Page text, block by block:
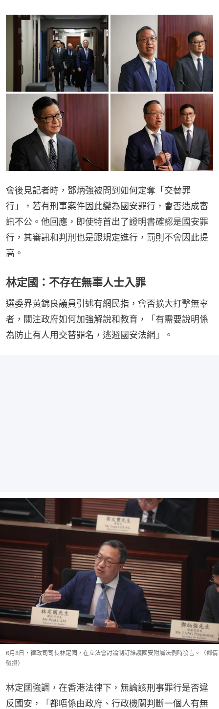
會後見記者時，鄧炳強被問到如何定奪「交替罪
行」，若有刑事案件因此變為國安罪行，會否造成審
訊不公。他回應，即使特首出了證明書確認是國安罪
行，其審訊和判刑也是跟規定進行，罰則不會因此提
高。
林定國：不存在無辜人士入罪
選委界黃錦良議員引述有網民指，會否擴大打擊無辜
者，關注政府如何加強解說和教育，「有需要說明係
為防止有人用交替罪名，逃避國安法網」。
6月8日，律政司司長林定國，在立法會討論制訂維護國安附屬法例時發言。（鄧倩
螢攝）
林定國強調，在香港法律下，無論該刑事罪行是否違
反國安，「都唔係由政府、行政機關判斷一個人有無